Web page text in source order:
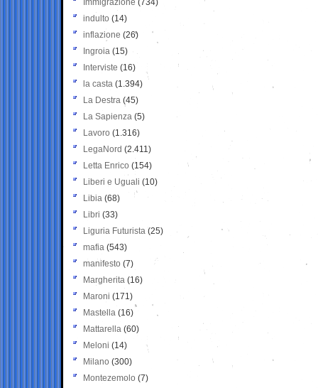
Immigrazione (734)
indulto (14)
inflazione (26)
Ingroia (15)
Interviste (16)
la casta (1.394)
La Destra (45)
La Sapienza (5)
Lavoro (1.316)
LegaNord (2.411)
Letta Enrico (154)
Liberi e Uguali (10)
Libia (68)
Libri (33)
Liguria Futurista (25)
mafia (543)
manifesto (7)
Margherita (16)
Maroni (171)
Mastella (16)
Mattarella (60)
Meloni (14)
Milano (300)
Montezemolo (7)